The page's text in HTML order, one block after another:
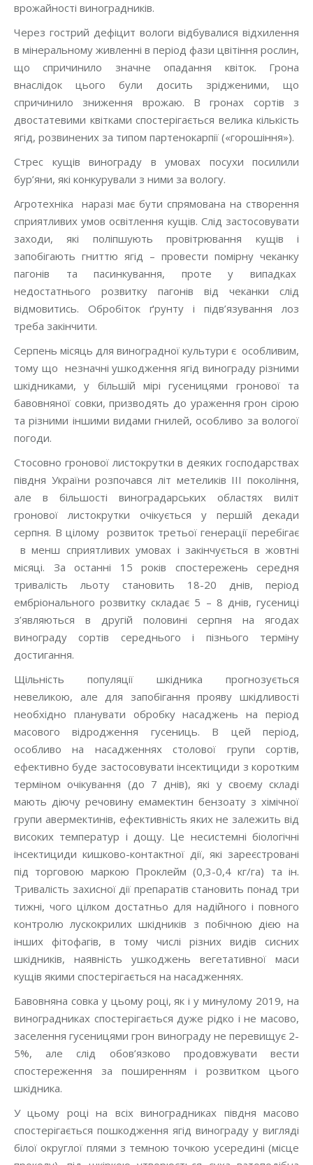
врожайності виноградників.
Через гострий дефіцит вологи відбувалися відхилення
в мінеральному живленні в період фази цвітіння рослин,
що спричинило значне опадання квіток. Грона
внаслідок цього були досить зрідженими, що
спричинило зниження врожаю. В гронах сортів з
двостатевими квітками спостерігається велика кількість
ягід, розвинених за типом партенокарпії («горошіння»).
Стрес кущів винограду в умовах посухи посилили
бур’яни, які конкурували з ними за вологу.
Агротехніка наразі має бути спрямована на створення
сприятливих умов освітлення кущів. Слід застосовувати
заходи, які поліпшують провітрювання кущів і
запобігають гниттю ягід – провести помірну чеканку
пагонів та пасинкування, проте у випадках
недостатнього розвитку пагонів від чеканки слід
відмовитись. Обробіток ґрунту і підв’язування лоз
треба закінчити.
Серпень місяць для виноградної культури є особливим,
тому що незначні ушкодження ягід винограду різними
шкідниками, у більшій мірі гусеницями гронової та
бавовняної совки, призводять до ураження грон сірою
та різними іншими видами гнилей, особливо за вологої
погоди.
Стосовно гронової листокрутки в деяких господарствах
півдня України розпочався літ метеликів III покоління,
але в більшості виноградарських областях виліт
гронової листокрутки очікується у першій декади
серпня. В цілому розвиток третьої генерації перебігає
в менш сприятливих умовах і закінчується в жовтні
місяці. За останні 15 років спостережень середня
тривалість льоту становить 18-20 днів, період
ембріонального розвитку складає 5 – 8 днів, гусениці
з’являються в другій половині серпня на ягодах
винограду сортів середнього і пізнього терміну
достигання.
Щільність популяції шкідника прогнозується
невеликою, але для запобігання прояву шкідливості
необхідно планувати обробку насаджень на період
масового відродження гусениць. В цей період,
особливо на насадженнях столової групи сортів,
ефективно буде застосовувати інсектициди з коротким
терміном очікування (до 7 днів), які у своєму складі
мають діючу речовину емамектин бензоату з хімічної
групи авермектинів, ефективність яких не залежить від
високих температур і дощу. Це несистемні біологічні
інсектициди кишково-контактної дії, які зареєстровані
під торговою маркою Проклейм (0,3-0,4 кг/га) та ін.
Тривалість захисної дії препаратів становить понад три
тижні, чого цілком достатньо для надійного і повного
контролю лускокрилих шкідників з побічною дією на
інших фітофагів, в тому числі різних видів сисних
шкідників, наявність ушкоджень вегетативної маси
кущів якими спостерігається на насадженнях.
Бавовняна совка у цьому році, як і у минулому 2019, на
виноградниках спостерігається дуже рідко і не масово,
заселення гусеницями грон винограду не перевищує 2-
5%, але слід обов’язково продовжувати вести
спостереження за поширенням і розвитком цього
шкідника.
У цьому році на всіх виноградниках півдня масово
спостерігається пошкодження ягід винограду у вигляді
білої округлої плями з темною точкою усередині (місце